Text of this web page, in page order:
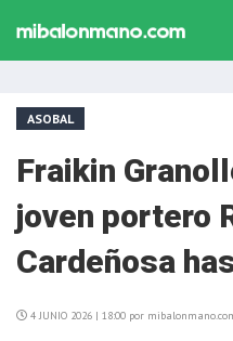
ASOBAL
Fraikin
joven portero
Cardeñosa
4 JUNIO 2026 | 18:00 por